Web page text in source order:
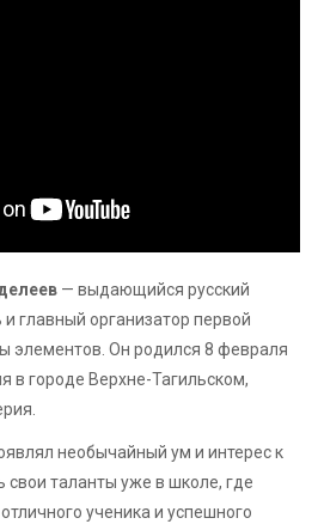
— выдающийся русский
главный организатор первой
элементов. Он родился 8 февраля
в городе Верхне-Тагильском,
необычайный ум и интерес к
свои таланты уже в школе, где
ученика и успешного